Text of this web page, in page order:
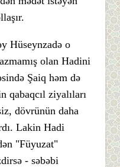
Hüseynzadə o
olan Hadini
Şaiq həm də
qabaqcıl ziyalıları
dövrünün daha
Lakin Hadi
"Füyuzat"
- səbəbi